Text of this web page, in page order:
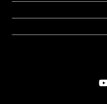
Kontakt oss
Firma